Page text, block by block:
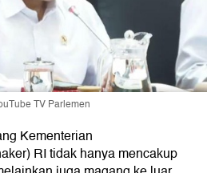
TV Parlemen
Kementerian
RI tidak hanya mencakup